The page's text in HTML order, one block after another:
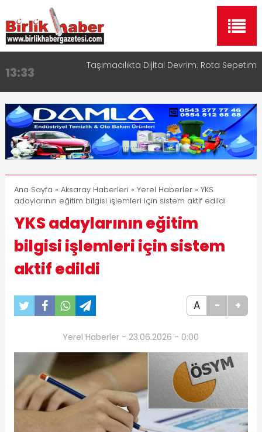
13:33 Taşımacılıkta Dijital Devrim: Rota Sepetim
17:15
Aksaray OSB Bölge Müdürü Makam Koltuğunu
Çocuklara Bıraktı
16:00
Aksaray Esnaf Rehberi ile Google ve Yapay Zeka
Aramalarında Öne Çıkın
8:23 Aksaray Esnaf Rehberi Hizmete Girdi
11:30
Birlikhaber.com Yayın Hayatına Başladı | Hızlı ve
Akıllı Haber Platformu
Ana Sayfa » Aksaray Haberleri » Yerel Haberler» YKS
adaylarının eğitim bilgisi işlemleri için sistem aktif edildi
YKS adaylarının eğitim
bilgisi işlemleri için sistem
aktif edildi
A - +
Yerel Haberler - 23.06.2026 - 0:00